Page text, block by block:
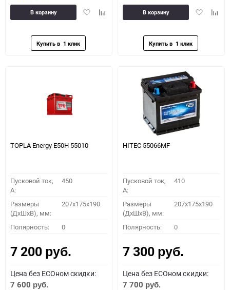
ДобавитьДобавить
В корзину
Добавить
В корзину
TOPLA Energy E50H 55010
Пусковой ток,
A:
450
Размеры
(ДхШхВ), мм:
207x175x190
Полярность: 0
7 200 руб.
Цена без ECOном скидки:
7 600 руб.
HITEC 55066MF
Пусковой ток,
A:
410
Размеры
(ДхШхВ), мм:
207x175x190
Полярность: 0
7 300 руб.
Цена без ECOном скидки:
7 700 руб.